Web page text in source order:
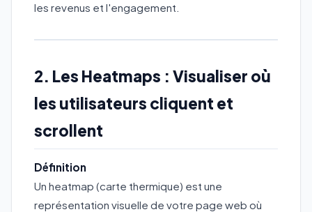
les revenus et l'engagement.
2. Les Heatmaps : Visualiser où
les utilisateurs cliquent et
scrollent
Définition
Un heatmap (carte thermique) est une
représentation visuelle de votre page web où